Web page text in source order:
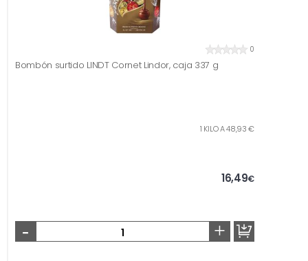
0
Bombón surtido LINDT Cornet Lindor, caja 337 g
1 KILO A 48,93 €
16,49€
- +